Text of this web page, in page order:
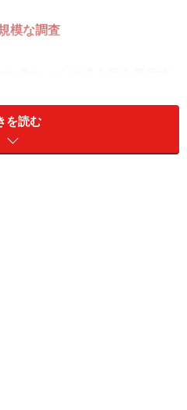
模な調査
の出生体重と冠動脈疾患によ
査で知られるようになりま
を読む